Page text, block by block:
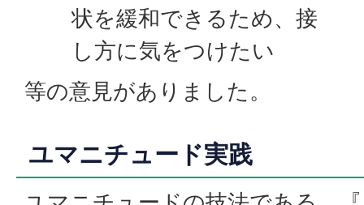
状を緩和できるため、接
し方に気をつけたい
等の意見がありました。
ユマニチュード実践